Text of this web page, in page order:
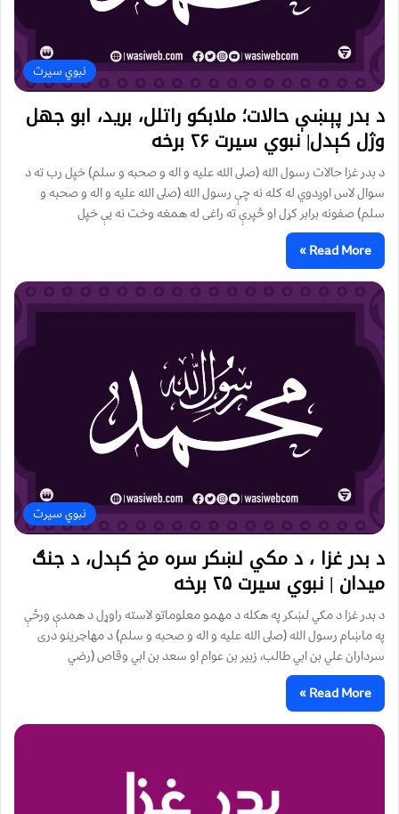
نبوي سیرت
د بدر پېښې حالات؛ ملابکو راتلل، برید، ابو جهل
وژل کېدل| نبوي سیرت ۲۶ برخه
د بدر غزا حالات رسول الله (صلى الله عليه و اله و صحبه و سلم) خپل رب ته د
سوال لاس اوږدوي له كله نه چې رسول الله (صلى الله عليه و اله و صحبه و
سلم) صفونه برابر كړل او څپرې ته راغى له همغه وخت نه يې خپل
Read More »
نبوي سیرت
د بدر غزا ، د مکي لښکر سره مخ کېدل، د جنګ
میدان | نبوي سیرت ۲۵ برخه
د بدر غزا د مكي لښكر په هكله د مهمو معلوماتو لاسته راوړل د همدې ورځې
په ماښام رسول الله (صلى الله عليه و اله و صحبه و سلم) د مهاجرينو درى
سرداران علي بن ابي طالب، زبير بن عوام او سعد بن ابي وقاص (رضي
Read More »